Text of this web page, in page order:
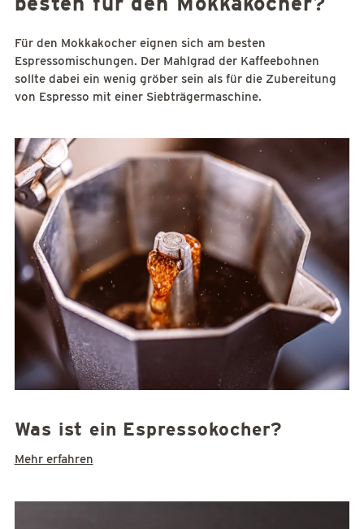
Für den Mokkakocher eignen sich am besten
Espressomischungen. Der Mahlgrad der Kaffeebohnen
sollte dabei ein wenig gröber sein als für die Zubereitung
von Espresso mit einer Siebträgermaschine.
Was ist ein Espressokocher?
Mehr erfahren